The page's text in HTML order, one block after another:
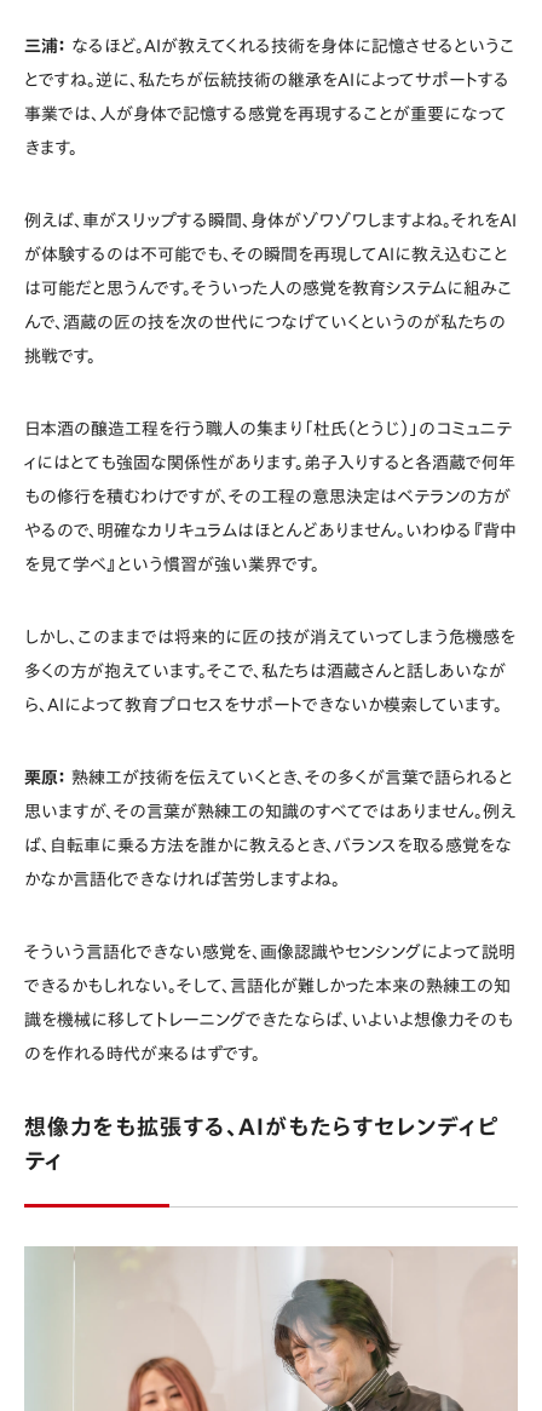
三浦： なるほど。AIが教えてくれる技術を身体に記憶させるというこ
とですね。逆に、私たちが伝統技術の継承をAIによってサポートする
事業では、人が身体で記憶する感覚を再現することが重要になって
きます。
例えば、車がスリップする瞬間、身体がゾワゾワしますよね。それをAI
が体験するのは不可能でも、その瞬間を再現してAIに教え込むこと
は可能だと思うんです。そういった人の感覚を教育システムに組みこ
んで、酒蔵の匠の技を次の世代につなげていくというのが私たちの
挑戦です。
日本酒の醸造工程を行う職人の集まり「杜氏（とうじ）」のコミュニテ
ィにはとても強固な関係性があります。弟子入りすると各酒蔵で何年
もの修行を積むわけですが、その工程の意思決定はベテランの方が
やるので、明確なカリキュラムはほとんどありません。いわゆる『背中
を見て学べ』という慣習が強い業界です。
しかし、このままでは将来的に匠の技が消えていってしまう危機感を
多くの方が抱えています。そこで、私たちは酒蔵さんと話しあいなが
ら、AIによって教育プロセスをサポートできないか模索しています。
栗原： 熟練工が技術を伝えていくとき、その多くが言葉で語られると
思いますが、その言葉が熟練工の知識のすべてではありません。例え
ば、自転車に乗る方法を誰かに教えるとき、バランスを取る感覚をな
かなか言語化できなければ苦労しますよね。
そういう言語化できない感覚を、画像認識やセンシングによって説明
できるかもしれない。そして、言語化が難しかった本来の熟練工の知
識を機械に移してトレーニングできたならば、いよいよ想像力そのも
のを作れる時代が来るはずです。
想像力をも拡張する、AIがもたらすセレンディピ
ティ